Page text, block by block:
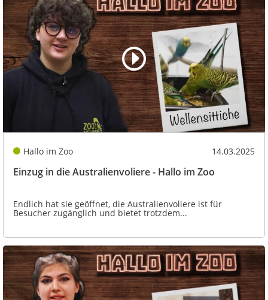
Hallo im Zoo 14.03.2025
Einzug in die Australienvoliere - Hallo im Zoo
Endlich hat sie geöffnet, die Australienvoliere ist für
Besucher zugänglich und bietet trotzdem...